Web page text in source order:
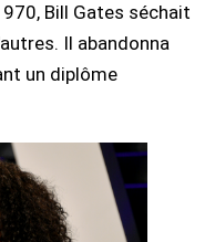
Bill Gates séchait
Il abandonna
un diplôme